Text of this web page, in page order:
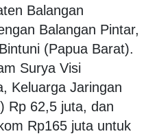
Balangan
Balangan Pintar,
(Papua Barat).
Surya Visi
Keluarga Jaringan
Rp 62,5 juta, dan
Rp165 juta untuk